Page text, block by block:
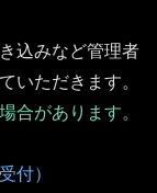
込みなど管理者
いただきます。
合があります。
付）